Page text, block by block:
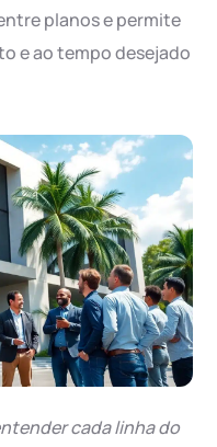
planos e permite
e ao tempo desejado
cada linha do